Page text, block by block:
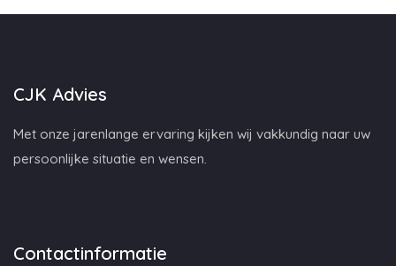
CJK Advies
Met onze jarenlange ervaring kijken wij vakkundig naar uw
persoonlijke situatie en wensen.
Contactinformatie